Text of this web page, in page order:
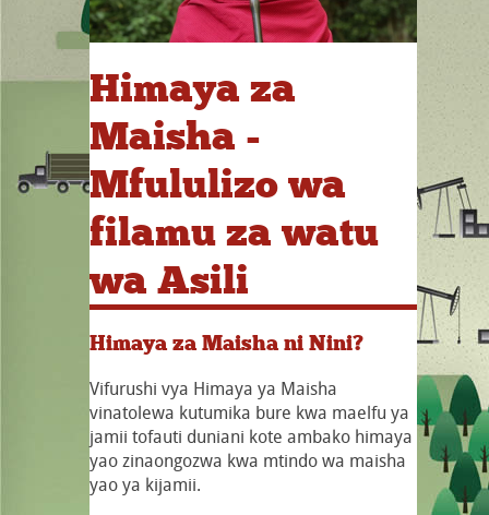
Himaya za
Maisha -
Mfululizo wa
filamu za watu
wa Asili
Himaya za Maisha ni Nini?
Vifurushi vya Himaya ya Maisha
vinatolewa kutumika bure kwa maelfu ya
jamii tofauti duniani kote ambako himaya
yao zinaongozwa kwa mtindo wa maisha
yao ya kijamii.